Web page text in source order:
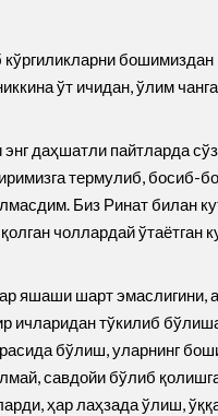
кўргиликларни
ўт ичидан, ўлим
даҳшатли пайтларда
термулиб, босиб-
Биз Ринат билан
чоллардай ўтаётган
яшаши шарт эмаслигини,
ичларидан тўкилиб
бўлиш, уларнинг
савдойи бўлиб
ҳар лаҳзада ўлиш,